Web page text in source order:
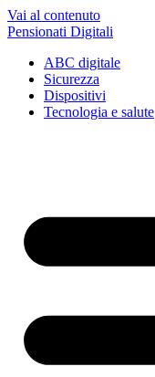
Vai al contenuto
Pensionati Digitali
ABC digitale
Sicurezza
Dispositivi
Tecnologia e salute